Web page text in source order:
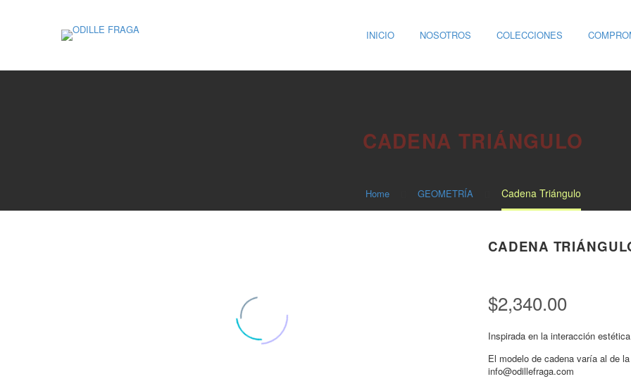
INICIO NOSOTROS COLECCIONES
CADENA TRIÁNGULO
Home GEOMETRÍA Cadena Triángulo
CADENA
$2,340.00
Inspirada en la interacción
El modelo de cadena varía al de
info@odillefraga.com